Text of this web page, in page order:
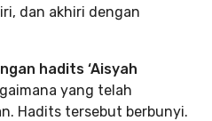
dan akhiri dengan
hadits ‘Aisyah
yang telah
Hadits tersebut berbunyi.